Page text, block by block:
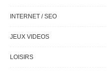
INTERNET / SEO
JEUX VIDEOS
LOISIRS